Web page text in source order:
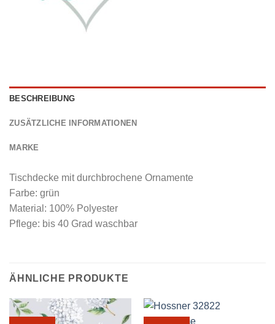
BESCHREIBUNG
ZUSÄTZLICHE INFORMATIONEN
MARKE
Tischdecke mit durchbrochene Ornamente
Farbe: grün
Material: 100% Polyester
Pflege: bis 40 Grad waschbar
ÄHNLICHE PRODUKTE